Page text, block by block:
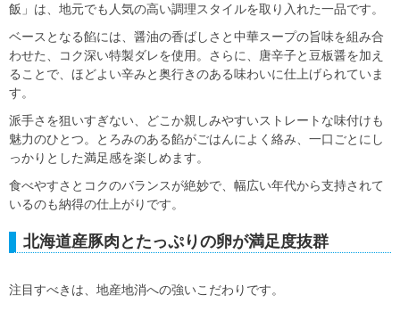
飯」は、地元でも人気の高い調理スタイルを取り入れた一品です。
ベースとなる餡には、醤油の香ばしさと中華スープの旨味を組み合
わせた、コク深い特製ダレを使用。さらに、唐辛子と豆板醤を加え
ることで、ほどよい辛みと奥行きのある味わいに仕上げられていま
す。
派手さを狙いすぎない、どこか親しみやすいストレートな味付けも
魅力のひとつ。とろみのある餡がごはんによく絡み、一口ごとにし
っかりとした満足感を楽しめます。
食べやすさとコクのバランスが絶妙で、幅広い年代から支持されて
いるのも納得の仕上がりです。
北海道産豚肉とたっぷりの卵が満足度抜群
注目すべきは、地産地消への強いこだわりです。